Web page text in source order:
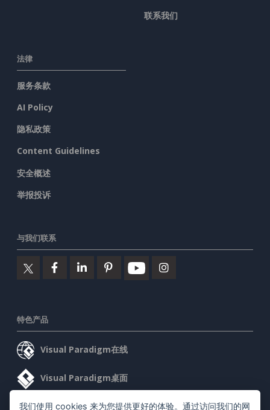
联系我们
法律
服务条款
AI Policy
隐私政策
Content Guidelines
安全概述
举报投诉
与我们联系
特色产品
Visual Paradigm在线
Visual Paradigm桌面
我们使用 cookies 来为您提供更好的体验。通过访问我们的网